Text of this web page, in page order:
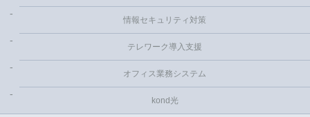
情報セキュリティ対策
テレワーク導入支援
オフィス業務システム
kond光